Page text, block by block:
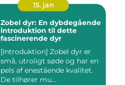
15. jan
Zobel dyr: En dybdegående
introduktion til dette
fascinerende dyr
[Introduktion] Zobel dyr er
små, utroligt søde og har en
pels af enestående kvalitet.
De tilhører mu...